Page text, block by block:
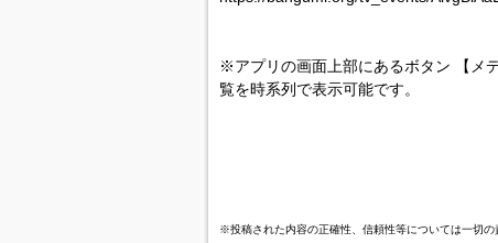
※アプリの画面上部にあるボタン 【メ
覧を時系列で表示可能です。
※投稿された内容の正確性、信頼性等については一切